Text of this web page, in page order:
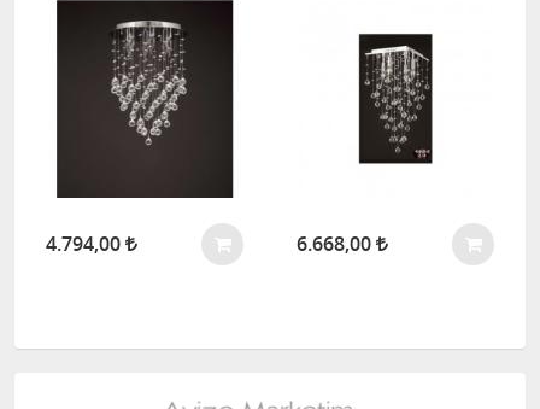
4.794,00 6.668,00